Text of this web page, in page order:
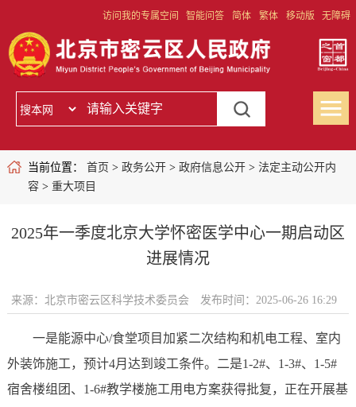
访问我的专属空间 智能问答 简体 繁体 移动版 无障碍
当前位置： 首页 > 政务公开> 政府信息公开> 法定主动公开内
容> 重大项目
2025年一季度北京大学怀密医学中心一期启动区
进展情况
来源：北京市密云区科学技术委员会 发布时间：2025-06-26 16:29
一是能源中心/食堂项目加紧二次结构和机电工程、室内
外装饰施工，预计4月达到竣工条件。二是1-2#、1-3#、1-5#
宿舍楼组团、1-6#教学楼施工用电方案获得批复，正在开展基